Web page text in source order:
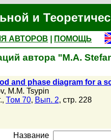
и
АВТОРОВ
ПОМОЩЬ
автора "M.A.
and phase diagram for a
, M.M. Tsypin
Том 70, Вып. 2, стр. 228
Название